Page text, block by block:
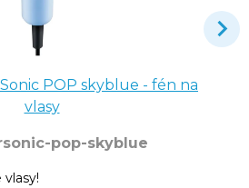
POP skyblue - fén na
vlasy
pop-skyblue
vlasy!